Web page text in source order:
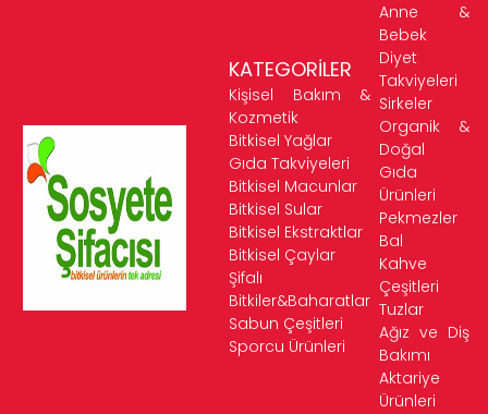
KATEGORİLER
Kişisel Bakım &
Kozmetik
Bitkisel Yağlar
Gıda Takviyeleri
Bitkisel Macunlar
Bitkisel Sular
Bitkisel Ekstraktlar
Bitkisel Çaylar
Şifalı
Bitkiler&Baharatlar
Sabun Çeşitleri
Sporcu Ürünleri
Anne &
Bebek
Diyet
Takviyeleri
Sirkeler
Organik &
Doğal
Gıda
Ürünleri
Pekmezler
Bal
Kahve
Çeşitleri
Tuzlar
Ağız ve Diş
Bakımı
Aktariye
Ürünleri